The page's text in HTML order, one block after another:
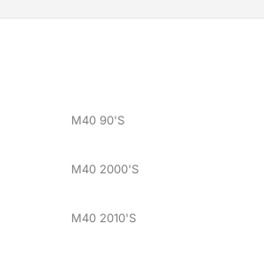
M40 90'S
M40 2000'S
M40 2010'S